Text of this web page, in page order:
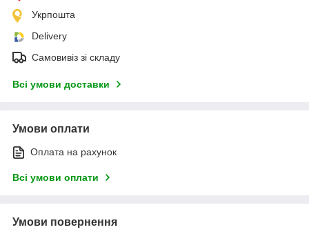
Укрпошта
Delivery
Самовивіз зі складу
Всі умови доставки
Умови оплати
Оплата на рахунок
Всі умови оплати
Умови повернення